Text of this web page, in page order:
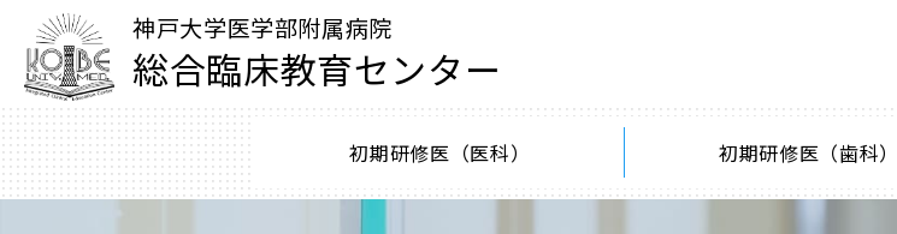
神戸大学医学部附属病院
総合臨床教育センター
初期研修医（医科） 初期研修医（歯科）